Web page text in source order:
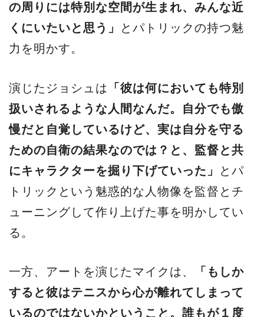
の周りには特別な空間が生まれ、みんな近
くにいたいと思う」
とパトリックの持つ魅
力を明かす。
演じたジョシュは
「彼は何においても特別
扱いされるような人間なんだ。自分でも傲
慢だと自覚しているけど、実は自分を守る
ための自衛の結果なのでは？と、監督と共
にキャラクターを掘り下げていった」
とパ
トリックという魅惑的な人物像を監督とチ
ューニングして作り上げた事を明かしてい
る。
一方、アートを演じたマイクは、
「もしか
すると彼はテニスから心が離れてしまって
いるのではないかということ。誰もが１度